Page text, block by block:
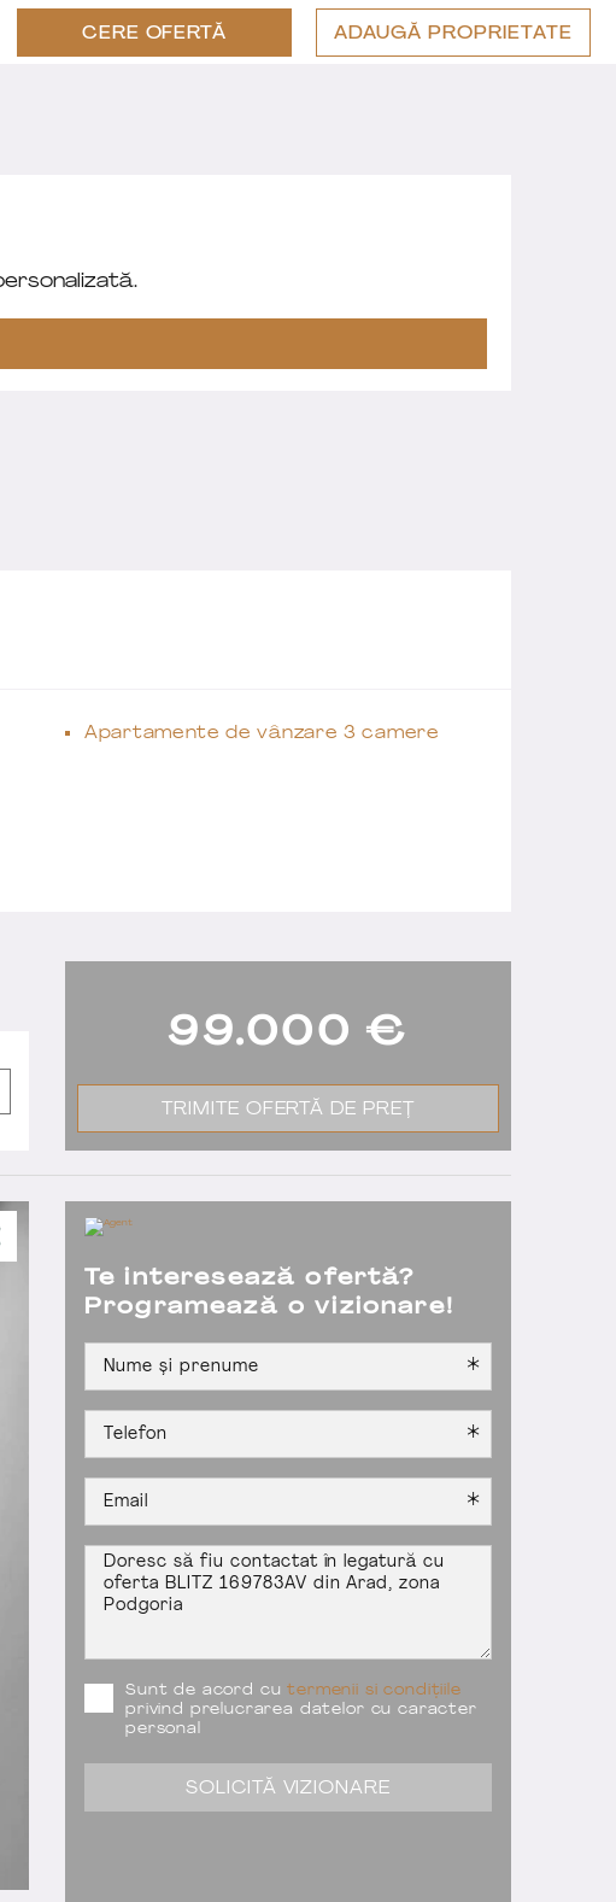
CERE OFERTĂ ADAUGĂ PROPRIETATE
Apartamente de vânzare 3 camere
Te interesează ofertă?
Programează o vizionare!
Sunt de acord cutermenii si condițiile
privind prelucrarea datelor cu caracter
personal
SOLICITĂ VIZIONARE
99.000 €
TRIMITE OFERTĂ DE PREȚ